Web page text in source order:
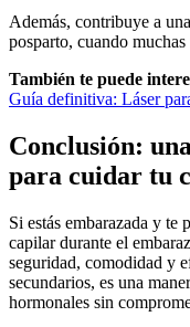
Además, contribuye a
posparto, cuando
También te puede
Guía definitiva: Láser
Conclusión:
para cuidar tu
Si estás embarazada y te
capilar durante el
seguridad, comodidad y
secundarios, es una
hormonales sin